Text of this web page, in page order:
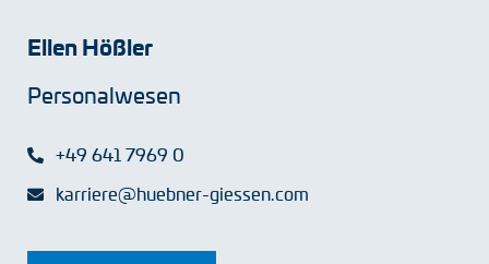
Ellen Hößler
Personalwesen
+49 641 7969 0
karriere@huebner-giessen.com